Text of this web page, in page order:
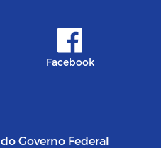
Facebook
Governo Federal